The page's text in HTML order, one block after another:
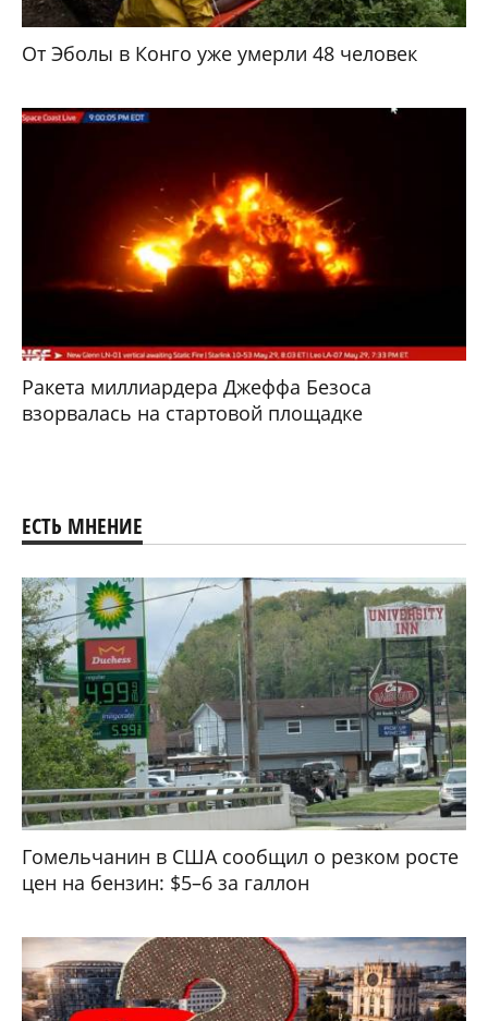
От Эболы в Конго уже умерли 48 человек
Ракета миллиардера Джеффа Безоса
взорвалась на стартовой площадке
ЕСТЬ МНЕНИЕ
Гомельчанин в США сообщил о резком росте
цен на бензин: $5–6 за галлон